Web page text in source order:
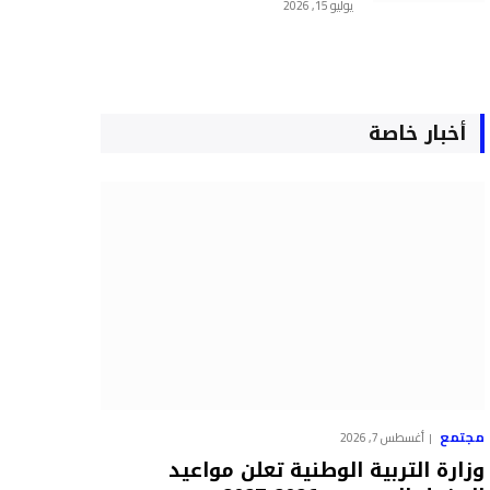
يوليو 15, 2026
أخبار خاصة
مجتمع أغسطس 7, 2026
وزارة التربية الوطنية تعلن مواعيد